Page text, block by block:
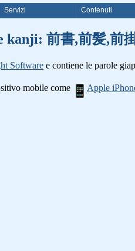
Servizi Contenuti
kanji: 前書,前髪,前
Software e contiene le parole
mobile come Apple